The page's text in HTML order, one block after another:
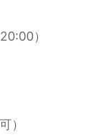
）
）